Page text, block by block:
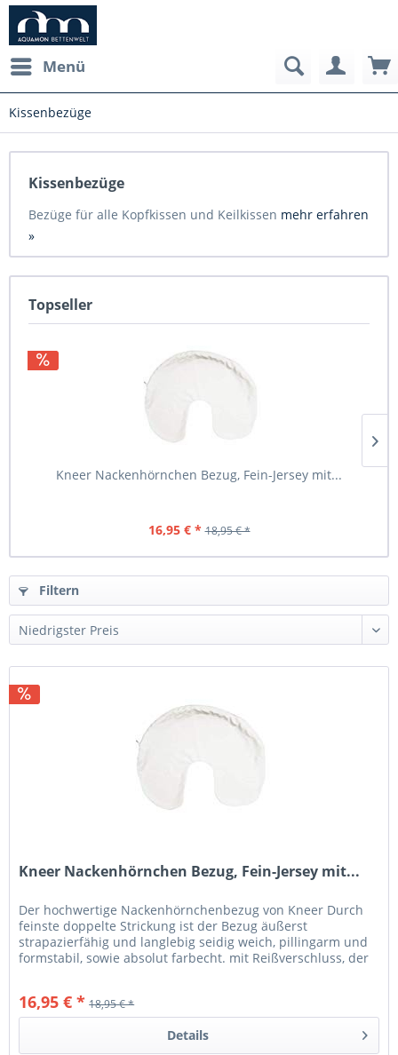
Menü
Kissenbezüge
Kissenbezüge
Bezüge für alle Kopfkissen und Keilkissen mehr erfahren
»
Topseller
Kneer Nackenhörnchen Bezug, Fein-Jersey mit...
16,95 € * 18,95 € *
Filtern
Kneer Nackenhörnchen Bezug, Fein-Jersey mit...
Der hochwertige Nackenhörnchenbezug von Kneer Durch
feinste doppelte Strickung ist der Bezug äußerst
strapazierfähig und langlebig seidig weich, pillingarm und
formstabil, sowie absolut farbecht. mit Reißverschluss, der
16,95 € * 18,95 € *
Details